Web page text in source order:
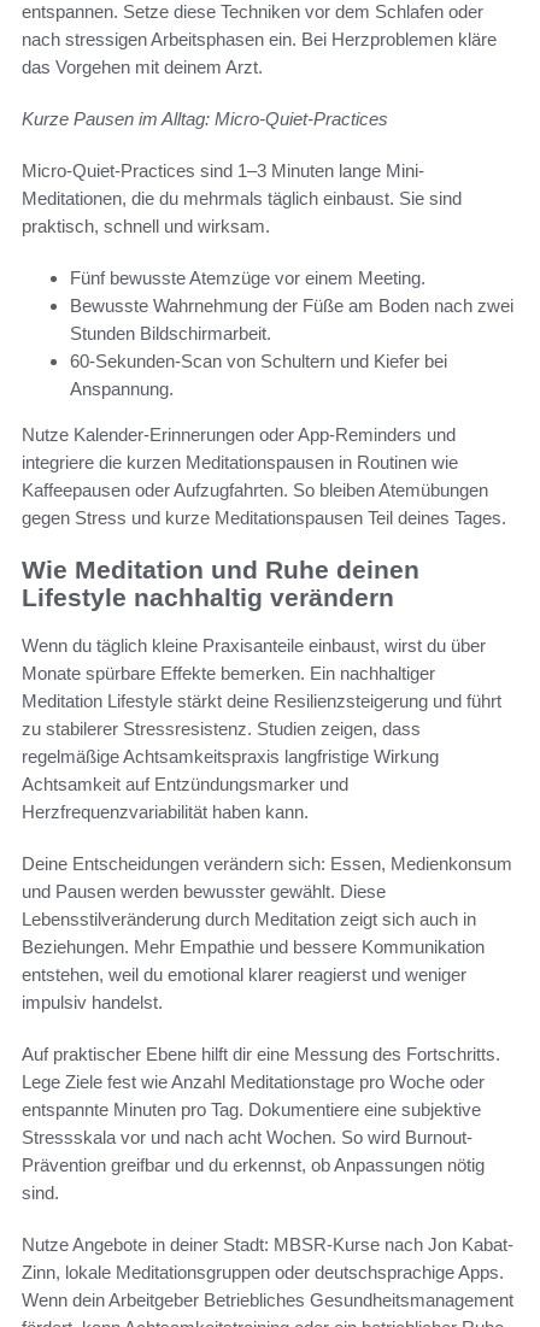
entspannen. Setze diese Techniken vor dem Schlafen oder
nach stressigen Arbeitsphasen ein. Bei Herzproblemen kläre
das Vorgehen mit deinem Arzt.
Kurze Pausen im Alltag: Micro-Quiet-Practices
Micro-Quiet-Practices sind 1–3 Minuten lange Mini-
Meditationen, die du mehrmals täglich einbaust. Sie sind
praktisch, schnell und wirksam.
Fünf bewusste Atemzüge vor einem Meeting.
Bewusste Wahrnehmung der Füße am Boden nach zwei
Stunden Bildschirmarbeit.
60-Sekunden-Scan von Schultern und Kiefer bei
Anspannung.
Nutze Kalender-Erinnerungen oder App-Reminders und
integriere die kurzen Meditationspausen in Routinen wie
Kaffeepausen oder Aufzugfahrten. So bleiben Atemübungen
gegen Stress und kurze Meditationspausen Teil deines Tages.
Wie Meditation und Ruhe deinen
Lifestyle nachhaltig verändern
Wenn du täglich kleine Praxisanteile einbaust, wirst du über
Monate spürbare Effekte bemerken. Ein nachhaltiger
Meditation Lifestyle stärkt deine Resilienzsteigerung und führt
zu stabilerer Stressresistenz. Studien zeigen, dass
regelmäßige Achtsamkeitspraxis langfristige Wirkung
Achtsamkeit auf Entzündungsmarker und
Herzfrequenzvariabilität haben kann.
Deine Entscheidungen verändern sich: Essen, Medienkonsum
und Pausen werden bewusster gewählt. Diese
Lebensstilveränderung durch Meditation zeigt sich auch in
Beziehungen. Mehr Empathie und bessere Kommunikation
entstehen, weil du emotional klarer reagierst und weniger
impulsiv handelst.
Auf praktischer Ebene hilft dir eine Messung des Fortschritts.
Lege Ziele fest wie Anzahl Meditationstage pro Woche oder
entspannte Minuten pro Tag. Dokumentiere eine subjektive
Stressskala vor und nach acht Wochen. So wird Burnout-
Prävention greifbar und du erkennst, ob Anpassungen nötig
sind.
Nutze Angebote in deiner Stadt: MBSR-Kurse nach Jon Kabat-
Zinn, lokale Meditationsgruppen oder deutschsprachige Apps.
Wenn dein Arbeitgeber Betriebliches Gesundheitsmanagement